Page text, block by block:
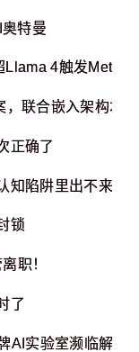
特曼
4触发Meta内
，联合嵌入架构才
正确了
知陷阱里出不来了
锁
职！
了
AI实验室濒临解体